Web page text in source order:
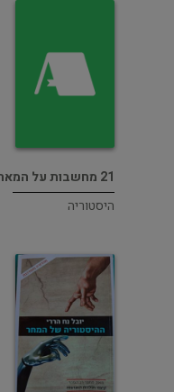
21 מחשבות על המאה ה-21
היסטוריה